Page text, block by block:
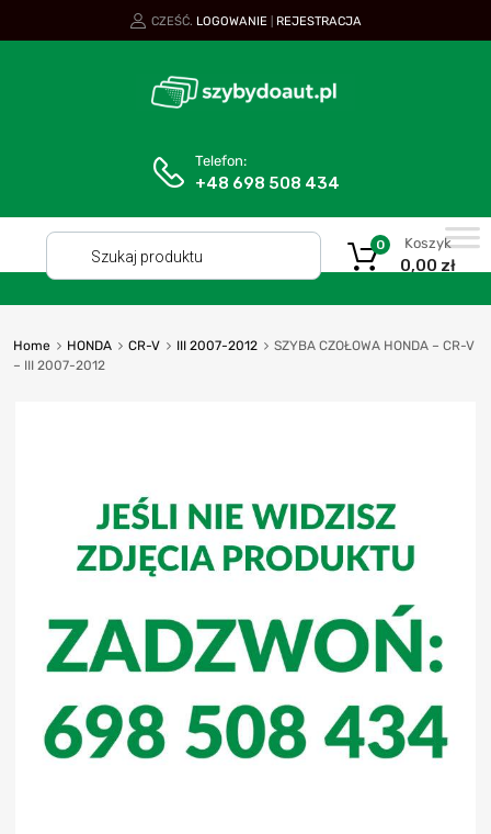
CZEŚĆ. LOGOWANIE REJESTRACJA
Telefon:
+48 698 508 434
Koszyk
0,00 zł
0
Home HONDA CR-V III 2007-2012
SZYBA CZOŁOWA HONDA – CR-V
– III 2007-2012